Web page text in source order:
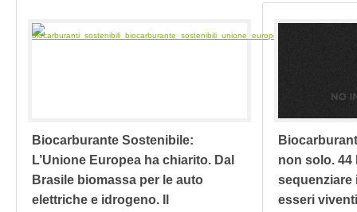
Biocarburante Sostenibile:
L’Unione Europea ha chiarito. Dal
Brasile biomassa per le auto
elettriche e idrogeno. Il
non solo. 44
sequenziare
esseri